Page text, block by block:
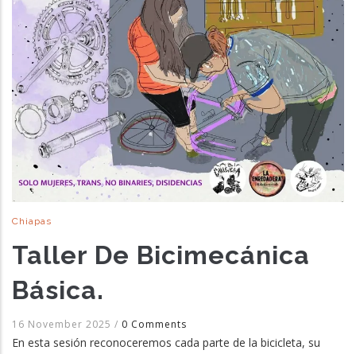
Chiapas
Taller De Bicimecánica
Básica.
16 November 2025 / 0 Comments
En esta sesión reconoceremos cada parte de la bicicleta, su